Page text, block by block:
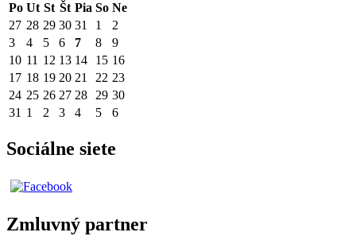
Po Ut St Št Pia So Ne
27 28 29 30 31 1
2
3
4 5 6 7 8
9
10 11 12 13 14 15 16
17 18 19 20 21 22 23
24 25 26 27 28 29 30
31 1 2 3 4 5 6
Sociálne siete
Zmluvný partner